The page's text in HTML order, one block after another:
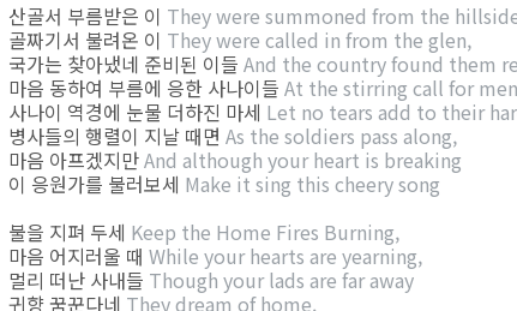
산골서 부름받은 이 They were summoned from the
골짜기서 불려온 이 They were called in from the glen,
국가는 찾아냈네 준비된 이들 And the country found them
마음 동하여 부름에 응한 사나이들 At the stirring call for
사나이 역경에 눈물 더하진 마세 Let no tears add to their
병사들의 행렬이 지날 때면 As the soldiers pass along,
마음 아프겠지만And although your heart is breaking
이 응원가를 불러보세 Make it sing this cheery song
불을 지펴 두세 Keep the Home Fires Burning,
마음 어지러울 때 While your hearts are yearning,
멀리 떠난 사내들 Though your lads are far away
귀향 꿈꾼다네 They dream of home.